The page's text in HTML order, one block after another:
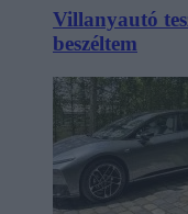
Villanyautó
beszéltem